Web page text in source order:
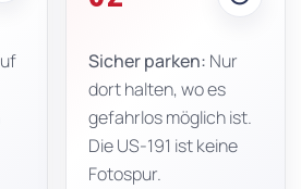
Sicher parken: Nur
dort halten, wo es
gefahrlos möglich ist.
Die US-191 ist keine
Fotospur.